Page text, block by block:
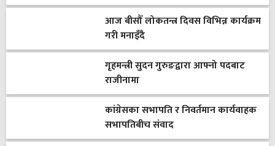
आज बीसौँ लोकतन्त्र दिवस विभिन्न कार्यक्रम
गरी मनाइँदै
गृहमन्त्री सुदन गुरुङद्वारा आफ्नो पदबाट
राजीनामा
कांग्रेसका सभापति र निवर्तमान कार्यवाहक
सभापतिबीच संवाद